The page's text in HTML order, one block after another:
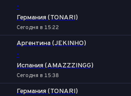
-
Германия (TONARI)
Сегодня в 15:22
Аргентина (JEKINHO)
-
Испания (AMAZZZINGG)
Сегодня в 15:38
Германия (TONARI)